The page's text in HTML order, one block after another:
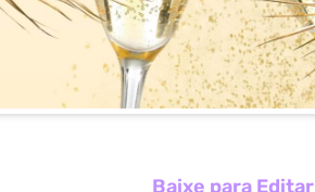
Baixe para Editar